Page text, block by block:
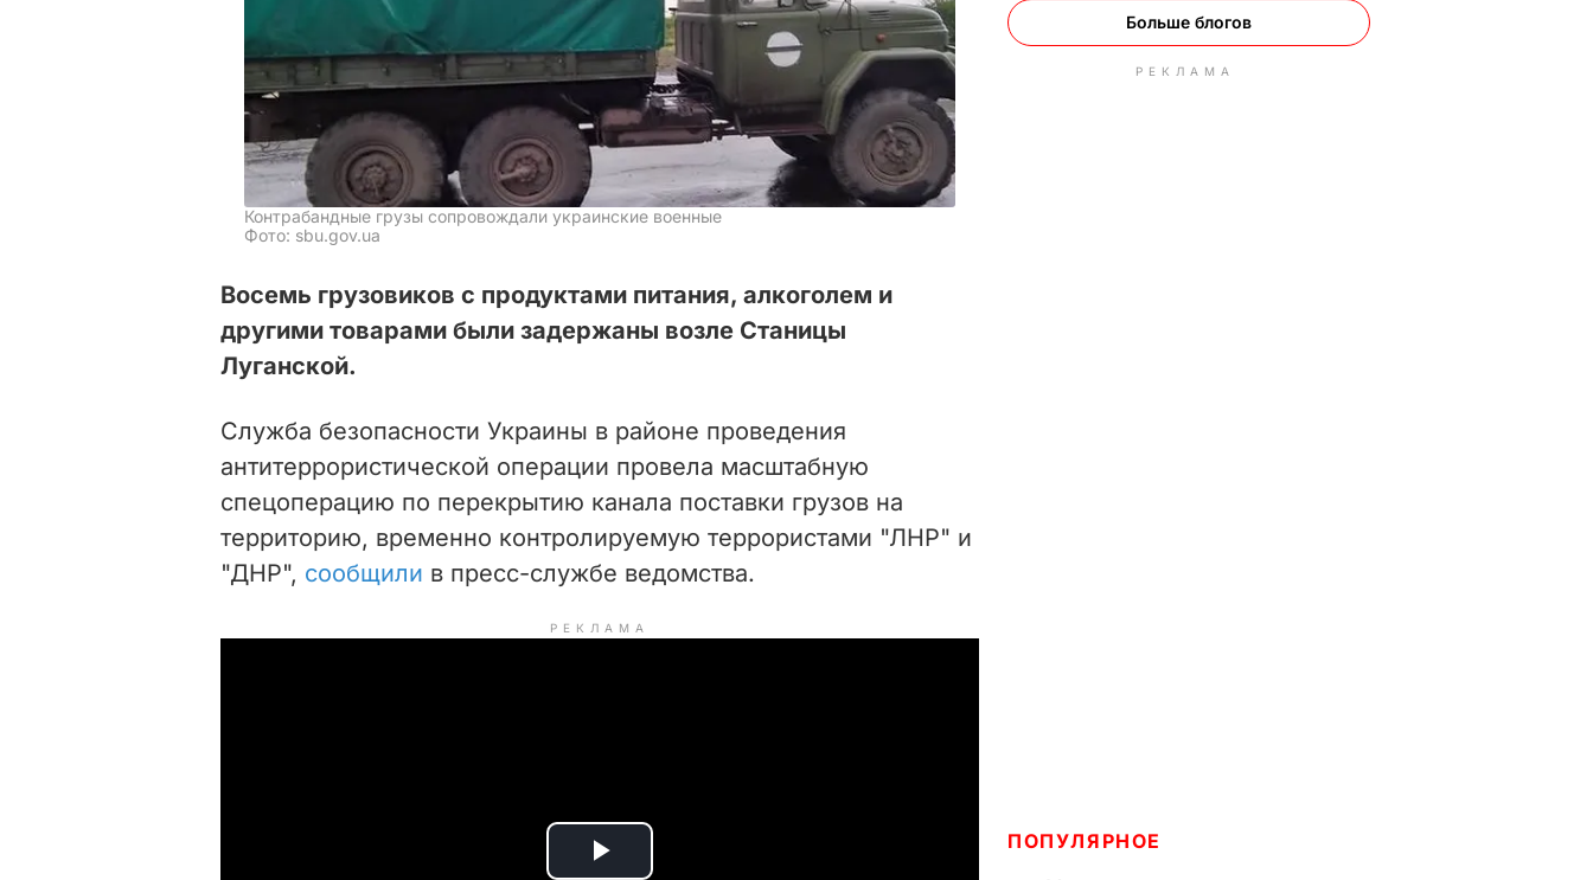
Контрабандные грузы сопровождали украинские военные
Фото: sbu.gov.ua
Восемь грузовиков с продуктами питания, алкоголем и
другими товарами были задержаны возле Станицы
Луганской.
Служба безопасности Украины в районе проведения
антитеррористической операции провела масштабную
спецоперацию по перекрытию канала поставки грузов на
территорию, временно контролируемую террористами "ЛНР" и
"ДНР", сообщили в пресс-службе ведомства.
РЕКЛАМА
Больше блогов
РЕКЛАМА
ПОПУЛЯРНОЕ